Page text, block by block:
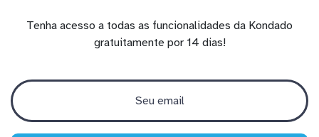
Tenha acesso a todas as funcionalidades da Kondado
gratuitamente por 14 dias!